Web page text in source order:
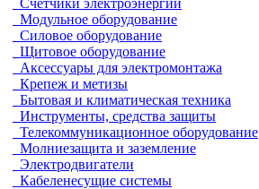
Счетчики электроэнергии
Модульное оборудование
Силовое оборудование
Щитовое оборудование
Аксессуары для электромонтажа
Крепеж и метизы
Бытовая и климатическая техника
Инструменты, средства защиты
Телекоммуникационное оборудование
Молниезащита и заземление
Электродвигатели
Кабеленесущие системы